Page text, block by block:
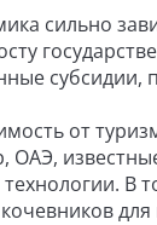
сильно
от
ОАЭ,
В